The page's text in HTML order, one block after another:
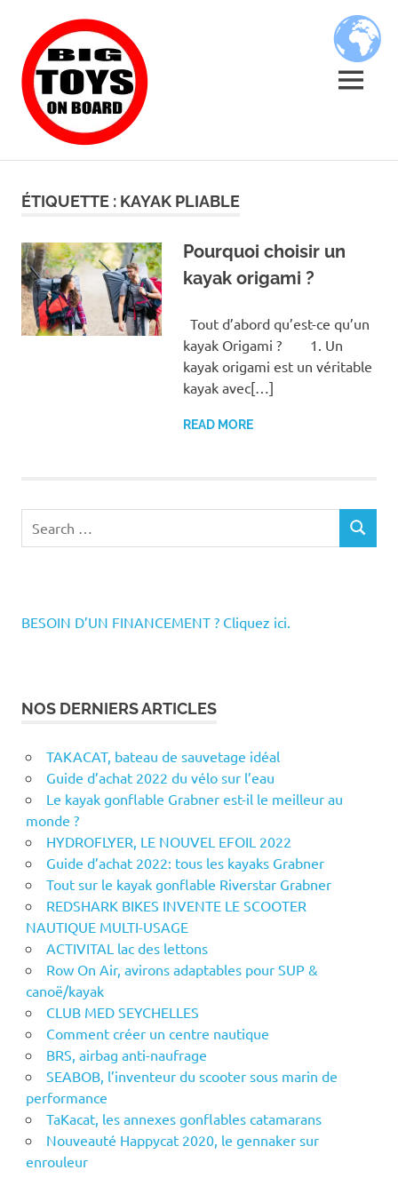
content
BOARD
BORD
POUR
ENFANTS
MENU
ÉTIQUETTE : KAYAK PLIABLE
Pourquoi choisir un
kayak origami ?
Tout d’abord qu’est-ce qu’un
kayak Origami ? 1. Un
kayak origami est un véritable
kayak avec[…]
READ MORE
for:
SEARCH
BESOIN D’UN FINANCEMENT ? Cliquez ici.
NOS DERNIERS ARTICLES
TAKACAT, bateau de sauvetage idéal
Guide d’achat 2022 du vélo sur l’eau
Le kayak gonflable Grabner est-il le meilleur au
monde ?
HYDROFLYER, LE NOUVEL EFOIL 2022
Guide d’achat 2022: tous les kayaks Grabner
Tout sur le kayak gonflable Riverstar Grabner
REDSHARK BIKES INVENTE LE SCOOTER
NAUTIQUE MULTI-USAGE
ACTIVITAL lac des lettons
Row On Air, avirons adaptables pour SUP &
canoë/kayak
CLUB MED SEYCHELLES
Comment créer un centre nautique
BRS, airbag anti-naufrage
SEABOB, l’inventeur du scooter sous marin de
performance
TaKacat, les annexes gonflables catamarans
Nouveauté Happycat 2020, le gennaker sur
enrouleur